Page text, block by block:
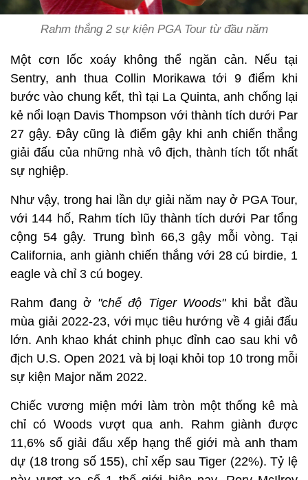
Rahm thắng 2 sự kiện PGA Tour từ đầu năm
Một cơn lốc xoáy không thể ngăn cản. Nếu tại
Sentry, anh thua Collin Morikawa tới 9 điểm khi
bước vào chung kết, thì tại La Quinta, anh chống lại
kẻ nổi loạn Davis Thompson với thành tích dưới Par
27 gậy. Đây cũng là điểm gậy khi anh chiến thắng
giải đấu của những nhà vô địch, thành tích tốt nhất
sự nghiệp.
Như vậy, trong hai lần dự giải năm nay ở PGA Tour,
với 144 hố, Rahm tích lũy thành tích dưới Par tổng
cộng 54 gậy. Trung bình 66,3 gậy mỗi vòng. Tại
California, anh giành chiến thắng với 28 cú birdie, 1
eagle và chỉ 3 cú bogey.
Rahm đang ở "chế độ Tiger Woods"khi bắt đầu
mùa giải 2022-23, với mục tiêu hướng về 4 giải đấu
lớn. Anh khao khát chinh phục đỉnh cao sau khi vô
địch U.S. Open 2021 và bị loại khỏi top 10 trong mỗi
sự kiện Major năm 2022.
Chiếc vương miện mới làm tròn một thống kê mà
chỉ có Woods vượt qua anh. Rahm giành được
11,6% số giải đấu xếp hạng thế giới mà anh tham
dự (18 trong số 155), chỉ xếp sau Tiger (22%). Tỷ lệ